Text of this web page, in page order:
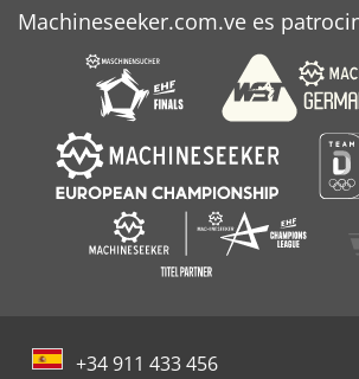
Machineseeker.com.ve es
+34 911 433 456